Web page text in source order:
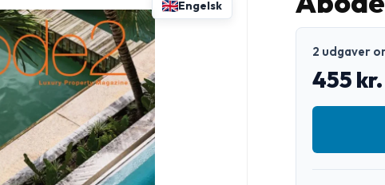
Engelsk
2 udgaver
455 kr.